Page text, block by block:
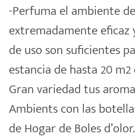
-Perfuma el ambiente
extremadamente
de uso son suficientes
estancia de hasta 20
Gran variedad tus
Ambients con las
de Hogar de Boles d’olor.